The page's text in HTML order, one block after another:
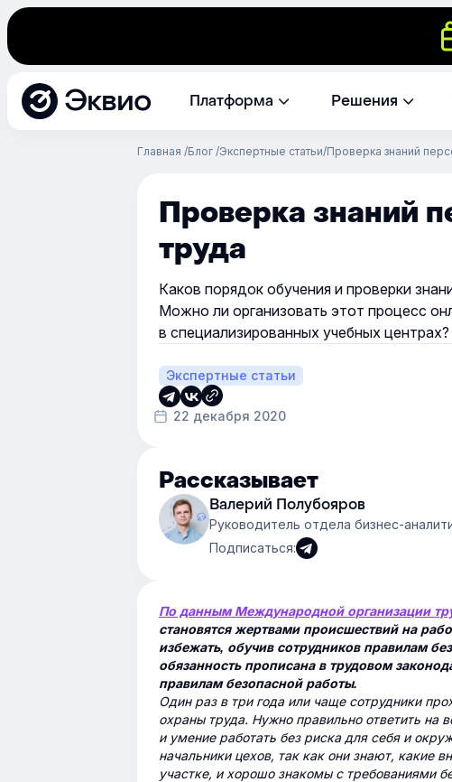
Эквио Платформа Решения
Главная Блог Экспертные статьи Проверка знаний
Проверка знаний
труда
Каков порядок обучения и проверки
Можно ли организовать этот процесс
в специализированных учебных центрах?
Экспертные статьи
22 декабря 2020
Рассказывает
Валерий Полубояров
Руководитель отдела бизнес-
Подписаться:
По данным Международной организации
становятся жертвами происшествий на
избежать, обучив сотрудников правилам
обязанность прописана в трудовом
правилам безопасной работы.
Один раз в три года или чаще сотрудники
охраны труда. Нужно правильно ответить на
и умение работать без риска для себя и
начальники цехов, так как они знают, какие
участке, и хорошо знакомы с требованиями